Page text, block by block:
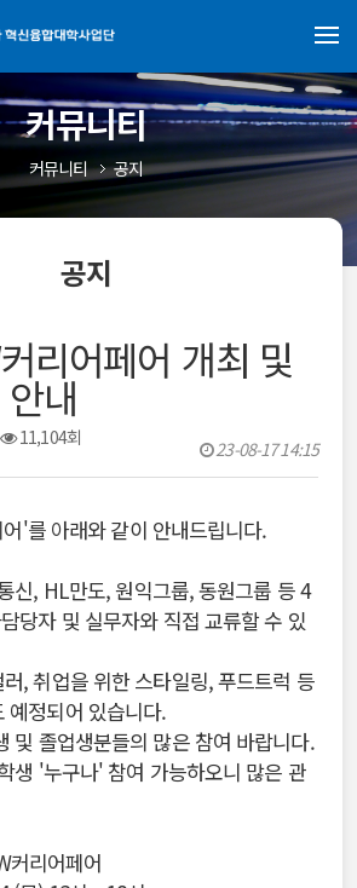
커뮤니티
커뮤니티 공지
공지
리어페어 개최 및
내
11,104회 23-08-17 14:15
'를 아래와 같이 안내드립니다.
신, HL만도, 원익그룹, 동원그룹 등 4
당자 및 실무자와 직접 교류할 수 있
, 취업을 위한 스타일링, 푸드트럭 등
예정되어 있습니다.
및 졸업생분들의 많은 참여 바랍니다.
생 '누구나' 참여 가능하오니 많은 관
커리어페어